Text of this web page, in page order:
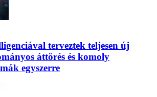
terveztek teljesen új
áttörés és komoly
egyszerre